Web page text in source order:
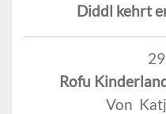
Diddl kehrt
Rofu
Von